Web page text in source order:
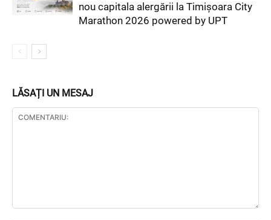
nou capitala alergării la Timișoara City
Marathon 2026 powered by UPT
LĂSAȚI UN MESAJ